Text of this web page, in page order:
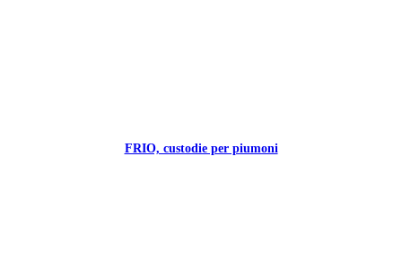
FRIO, custodie per piumoni